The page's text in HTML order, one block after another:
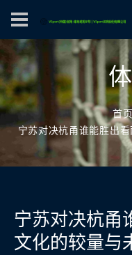
首
宁苏对决杭甬谁能胜出
宁苏对决杭甬
文化的较量与